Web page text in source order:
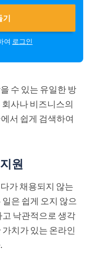
기
여 로그인
수 있는 유일한 방
사나 비즈니스의
서 쉽게 검색하여
원
가 채용되지 않는
은 쉽게 오지 않으
낙관적으로 생각
치가 있는 온라인